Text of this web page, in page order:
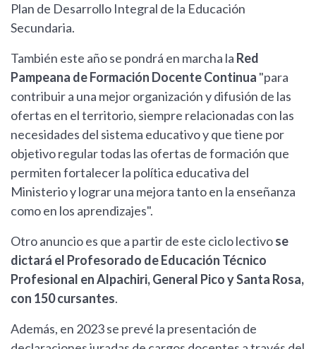
Plan de Desarrollo Integral de la Educación
Secundaria.
También este año se pondrá en marcha la Red
Pampeana de Formación Docente Continua "para
contribuir a una mejor organización y difusión de las
ofertas en el territorio, siempre relacionadas con las
necesidades del sistema educativo y que tiene por
objetivo regular todas las ofertas de formación que
permiten fortalecer la política educativa del
Ministerio y lograr una mejora tanto en la enseñanza
como en los aprendizajes".
Otro anuncio es que a partir de este ciclo lectivose
dictará el Profesorado de Educación Técnico
Profesional en Alpachiri, General Pico y Santa Rosa,
con 150 cursantes.
Además, en 2023 se prevé la presentación de